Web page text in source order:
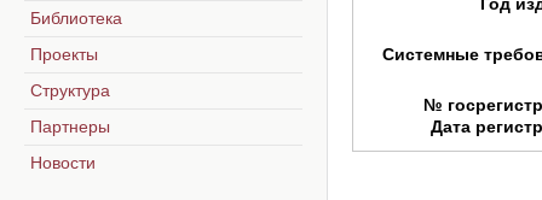
Год
Системные
№
Дата
Библиотека
Проекты
Структура
Партнеры
Новости